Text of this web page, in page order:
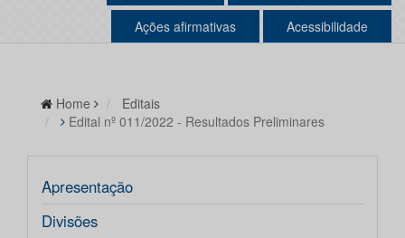
Ações afirmativas Acessibilidade
Home
Editais
Edital nº 011/2022 - Resultados Preliminares
Apresentação
Divisões